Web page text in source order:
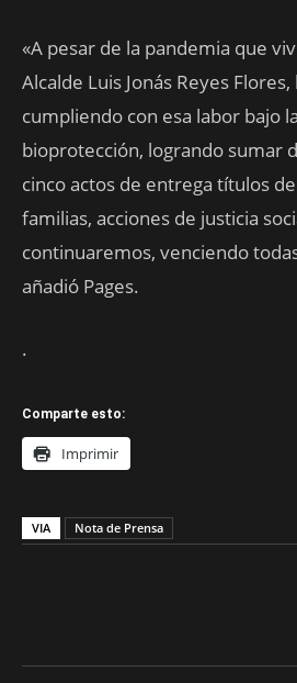
«A pesar de la pandemia que
Alcalde Luis Jonás Reyes
cumpliendo con esa labor bajo
bioprotección, logrando sumar
cinco actos de entrega títulos
familias, acciones de justicia
continuaremos, venciendo
añadió Pages.
.
Comparte esto:
Imprimir
VIA Nota de Prensa